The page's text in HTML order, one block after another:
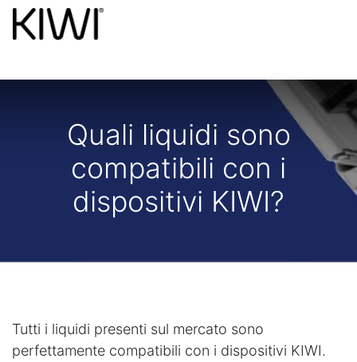
Quali liquidi sono
compatibili con i
dispositivi KIWI?
Tutti i liquidi presenti sul mercato sono
perfettamente compatibili con i dispositivi KIWI.